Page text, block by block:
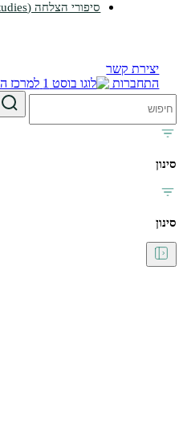
סיפורי הצלחה (Case Studies)
קשר
למרכז החינוכי